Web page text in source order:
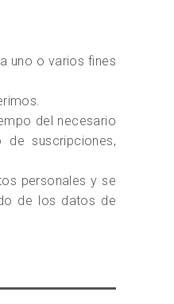
uno o varios fines
del necesario
suscripciones,
personales y se
de los datos de